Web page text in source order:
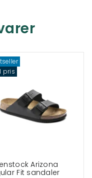
pris
Arizona
Fit sandaler